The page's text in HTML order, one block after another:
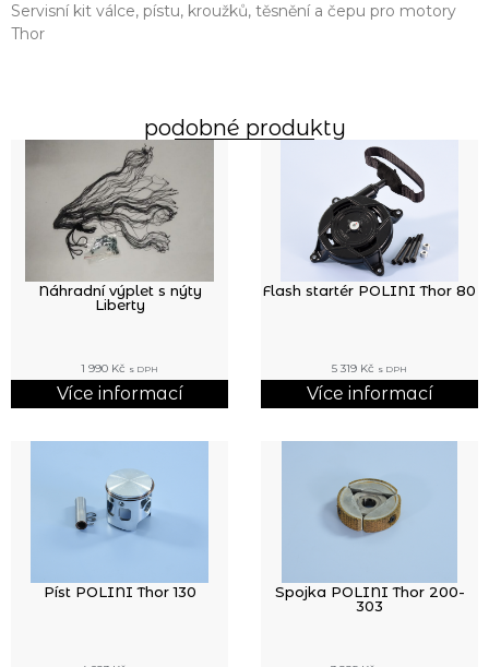
Servisní kit válce, pístu, kroužků, těsnění a čepu pro motory
Thor
podobné produkty
Náhradní výplet s nýty
Liberty
1 990 Kč s DPH
Více informací
Flash startér POLINI Thor 80
5 319 Kč s DPH
Více informací
Píst POLINI Thor 130
Spojka POLINI Thor 200-
303